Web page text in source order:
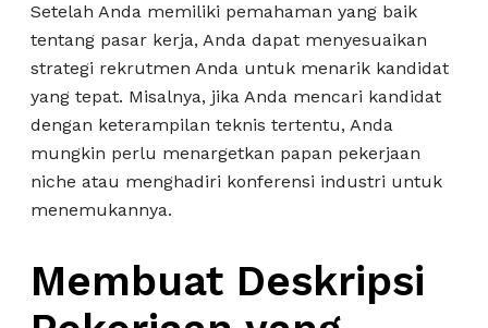
Setelah Anda memiliki pemahaman yang baik
tentang pasar kerja, Anda dapat menyesuaikan
strategi rekrutmen Anda untuk menarik kandidat
yang tepat. Misalnya, jika Anda mencari kandidat
dengan keterampilan teknis tertentu, Anda
mungkin perlu menargetkan papan pekerjaan
niche atau menghadiri konferensi industri untuk
menemukannya.
Membuat Deskripsi